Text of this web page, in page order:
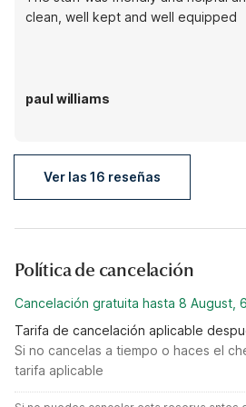
clean, well kept and well equipped
paul williams
Ver las 16 reseñas
Política de cancelación
Cancelación gratuita hasta 8 August,
Tarifa de cancelación aplicable
Si no cancelas a tiempo o haces el
tarifa aplicable